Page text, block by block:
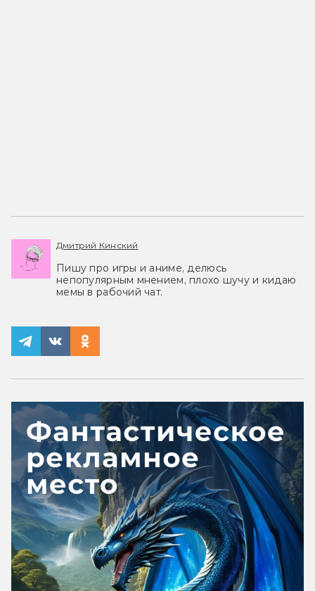
Дмитрий Кинский
Пишу про игры и аниме, делюсь
непопулярным мнением, плохо шучу и кидаю
мемы в рабочий чат.